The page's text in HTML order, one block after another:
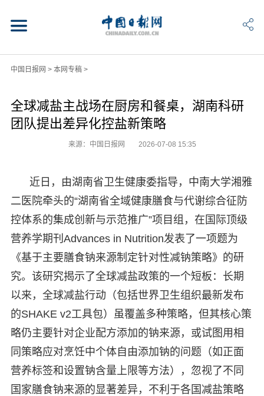
中国日报网 > 本网专稿>
全球减盐主战场在厨房和餐桌，湖南科研
团队提出差异化控盐新策略
来源：中国日报网 2026-07-08 15:35
近日，由湖南省卫生健康委指导，中南大学湘雅
二医院牵头的“湖南省全域健康膳食与代谢综合征防
控体系的集成创新与示范推广”项目组，在国际顶级
营养学期刊Advances in Nutrition发表了一项题为
《基于主要膳食钠来源制定针对性减钠策略》的研
究。该研究揭示了全球减盐政策的一个短板：长期
以来，全球减盐行动（包括世界卫生组织最新发布
的SHAKE v2工具包）虽覆盖多种策略，但其核心策
略仍主要针对企业配方添加的钠来源，或试图用相
同策略应对烹饪中个体自由添加钠的问题（如正面
营养标签和设置钠含量上限等方法），忽视了不同
国家膳食钠来源的显著差异，不利于各国减盐策略